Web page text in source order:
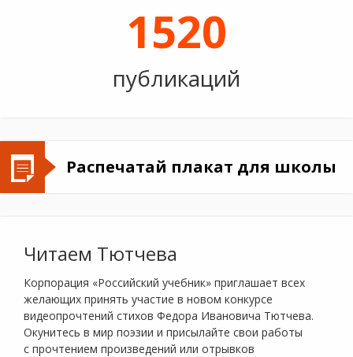
1520
публикаций
Распечатай плакат для школы
Читаем Тютчева
Корпорация «Российский учебник» приглашает всех
желающих принять участие в новом конкурсе
видеопрочтений стихов Федора Ивановича Тютчева.
Окунитесь в мир поэзии и присылайте свои работы
с прочтением произведений или отрывков